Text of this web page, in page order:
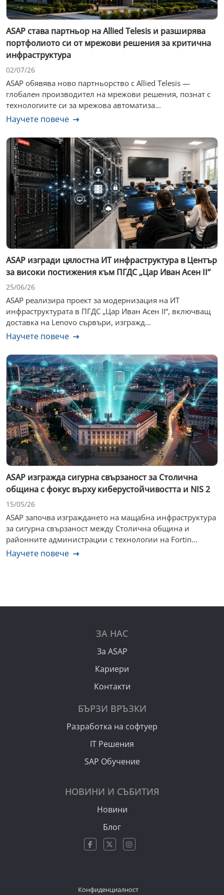
ASAP става партньор на Allied Telesis и разширява
портфолиото си от мрежови решения за критична
инфраструктура
02/07/26
ASAP обявява ново партньорство с Allied Telesis —
глобален производител на мрежови решения, познат с
технологиите си за мрежова автоматиза...
Научете повече
ASAP изгради цялостна ИТ инфраструктура в Център
за високи постижения към ПГДС „Цар Иван Асен II“
25/06/26
ASAP реализира проект за модернизация на ИТ
инфраструктурата в ПГДС „Цар Иван Асен II“, включващ
доставка на Lenovo сървъри, изгражд...
Научете повече
ASAP изгражда сигурна свързаност за Столична
община с фокус върху киберустойчивостта и NIS 2
15/05/26
ASAP започва изграждането на мащабна инфраструктура
за сигурна свързаност между Столична община и
районните администрации с технологии на Fortin...
Научете повече
ЗА НАС
За ASAP
Кариери
Контакти
БЪРЗИ ВРЪЗКИ
Разработка на софтуер
IT Решения
SAP Обучение
НОВИНИ И СЪБИТИЯ
Новини
Блог
Конфиденциалност